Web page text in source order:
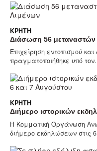
ΚΡΉΤΗ
Διάσωση 56 μεταναστών
Επιχείρηση εντοπισμού
πραγματοποιήθηκε υπό
ΚΡΉΤΗ
Διήμερο ιστορικών
Η Κομματική Οργάνωση
διήμερο εκδηλώσεων στις